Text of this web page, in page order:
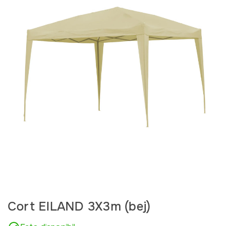
Cort EILAND 3X3m (bej)